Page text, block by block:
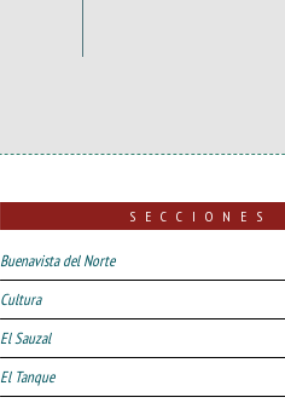
SECCIONES
Buenavista del Norte
Cultura
El Sauzal
El Tanque